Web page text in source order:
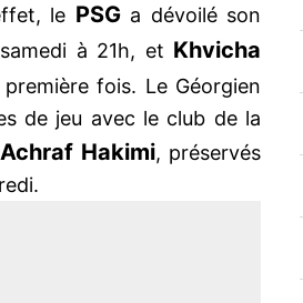
le PSG a dévoilé son
à 21h, et Khvicha
fois. Le Géorgien
de jeu avec le club de la
Achraf Hakimi, préservés